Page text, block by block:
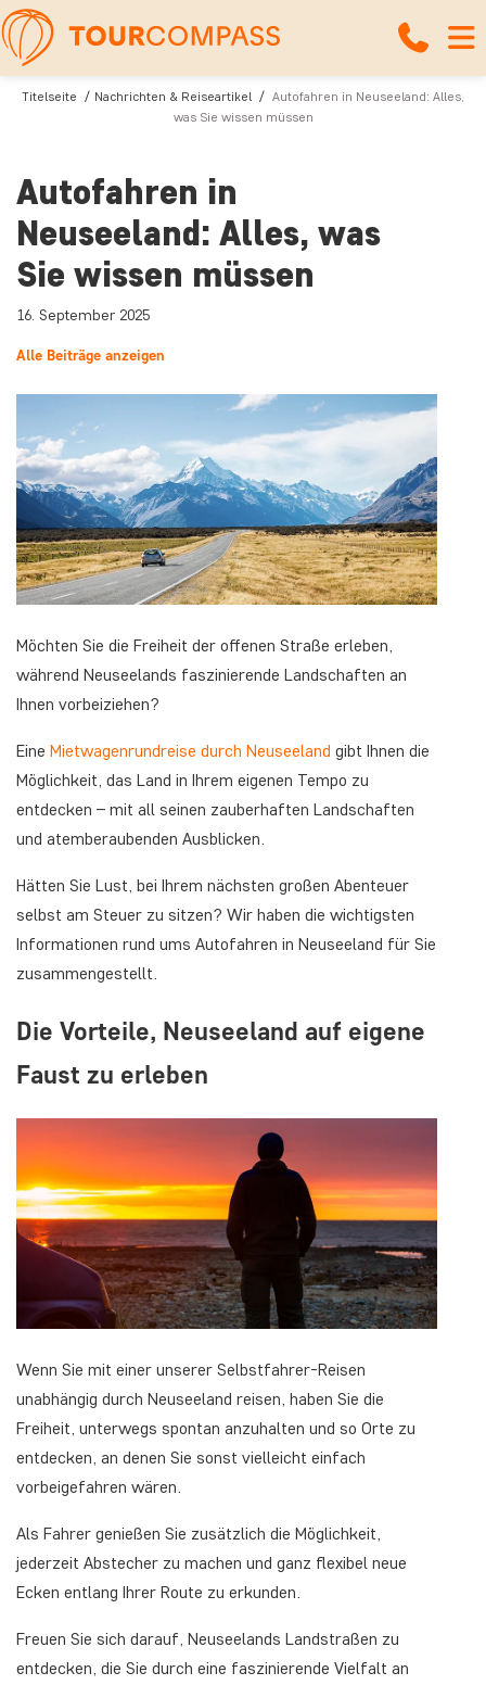
Titelseite Nachrichten & Reiseartikel
Autofahren in Neuseeland: Alles,
was Sie wissen müssen
Autofahren in
Neuseeland: Alles, was
Sie wissen müssen
16. September 2025
Alle Beiträge anzeigen
Möchten Sie die Freiheit der offenen Straße erleben,
während Neuseelands faszinierende Landschaften an
Ihnen vorbeiziehen?
Eine Mietwagenrundreise durch Neuseeland gibt Ihnen die
Möglichkeit, das Land in Ihrem eigenen Tempo zu
entdecken – mit all seinen zauberhaften Landschaften
und atemberaubenden Ausblicken.
Hätten Sie Lust, bei Ihrem nächsten großen Abenteuer
selbst am Steuer zu sitzen? Wir haben die wichtigsten
Informationen rund ums Autofahren in Neuseeland für Sie
zusammengestellt.
Die Vorteile, Neuseeland auf eigene
Faust zu erleben
Wenn Sie mit einer unserer Selbstfahrer-Reisen
unabhängig durch Neuseeland reisen, haben Sie die
Freiheit, unterwegs spontan anzuhalten und so Orte zu
entdecken, an denen Sie sonst vielleicht einfach
vorbeigefahren wären.
Als Fahrer genießen Sie zusätzlich die Möglichkeit,
jederzeit Abstecher zu machen und ganz flexibel neue
Ecken entlang Ihrer Route zu erkunden.
Freuen Sie sich darauf, Neuseelands Landstraßen zu
entdecken, die Sie durch eine faszinierende Vielfalt an